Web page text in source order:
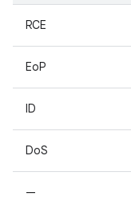
RCE
EoP
ID
DoS
—